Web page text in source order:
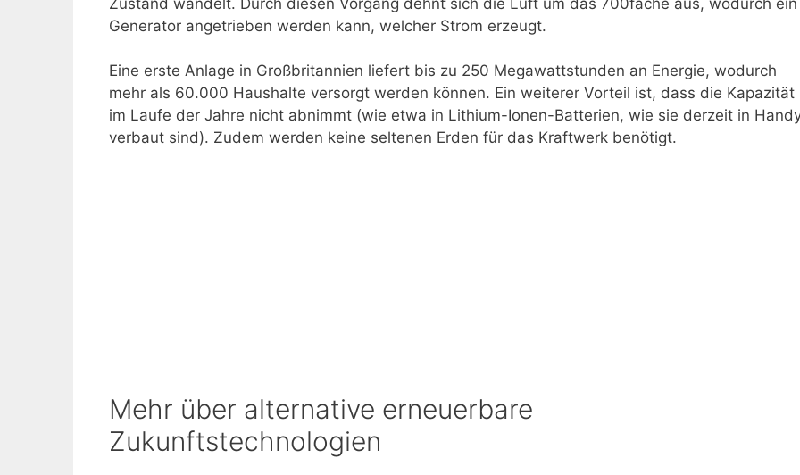
Generator angetrieben werden kann, welcher Strom erzeugt.
Eine erste Anlage in Großbritannien liefert bis zu 250 Megawattstunden an Energie, wodurch
mehr als 60.000 Haushalte versorgt werden können. Ein weiterer Vorteil ist, dass die Kapazität
im Laufe der Jahre nicht abnimmt (wie etwa in Lithium-Ionen-Batterien, wie sie derzeit in
verbaut sind). Zudem werden keine seltenen Erden für das Kraftwerk benötigt.
Mehr über alternative erneuerbare
Zukunftstechnologien